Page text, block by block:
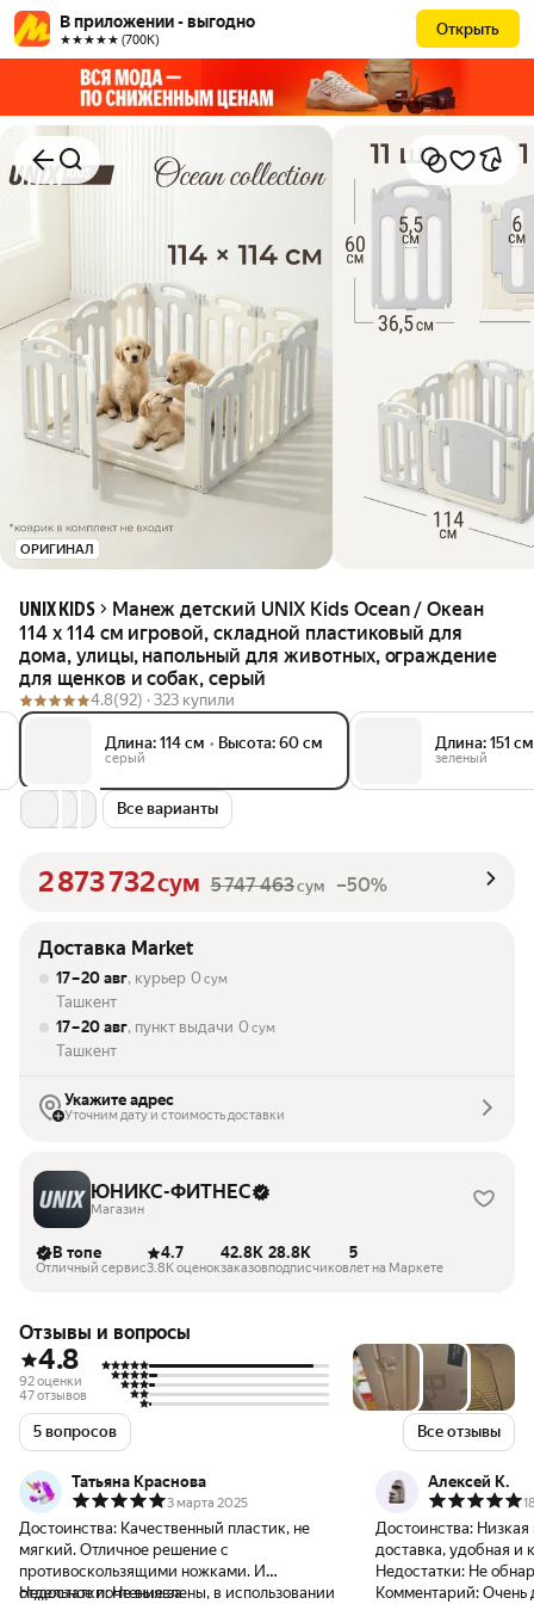
В приложении - выгодно
★★★★★ (700К)
Открыть
ОРИГИНАЛ
UNIX KIDS
Манеж детский UNIX Kids Ocean / Океан
114 x 114 см игровой, складной пластиковый для
дома, улицы, напольный для животных, ограждение
для щенков и собак, серый
4.8(92) · 323 купили
Длина: 114 см • Высота: 60 см
серый
Длина: 151 см
зеленый
Все варианты
2 873 732сум 5 747 463сум –50%
Доставка Market
17 – 20 авг, курьер 0 сум
Ташкент
17 – 20 авг, пункт выдачи 0 сум
Ташкент
Укажите адрес
Уточним дату и стоимость доставки
ЮНИКС-ФИТНЕС
Магазин
В топе
Отличный сервис
4.7
3.8K оценок
42.8K
заказов
28.8K
подписчиков
5
лет на Маркете
Отзывы и вопросы
4.8
92 оценки
47 отзывов
5 вопросов Все отзывы
Татьяна Краснова
3 марта 2025
Достоинства: Качественный пластик, не
мягкий. Отличное решение с
противоскользящими ножками. И
отдельное почтение за
Недостатки: Не выявлены, в использовании
Алексей К.
Достоинства: Низкая
доставка, удобная и
Недостатки: Не
Комментарий: Очень